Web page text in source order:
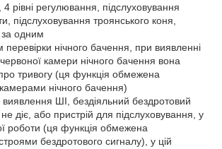
4 рівні регулювання, підслуховування
підслуховування троянського коня,
за одним
перевірки нічного бачення, при виявленні
камери нічного бачення вона
тривогу (ця функція обмежена
нічного бачення)
виявлення ШІ, бездіяльний бездротовий
діє, або пристрій для підслуховування, у
роботи (ця функція обмежена
бездротового сигналу), у цій